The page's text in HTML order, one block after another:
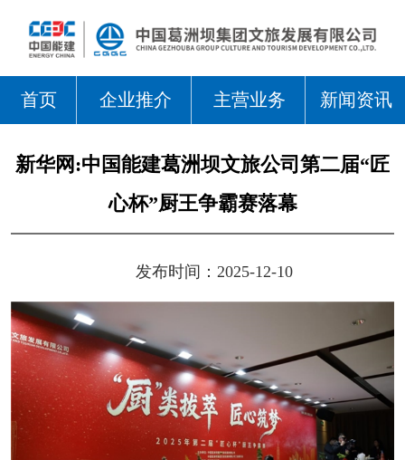
首页 企业推介 主营业务 新闻资讯
新华网:中国能建葛洲坝文旅公司第二届“匠
心杯”厨王争霸赛落幕
发布时间：2025-12-10